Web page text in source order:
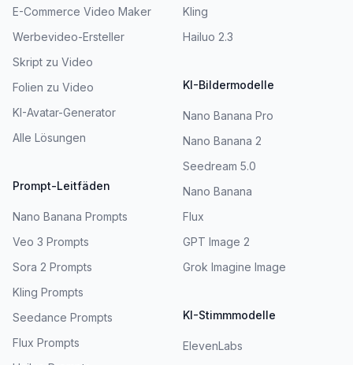
E-Commerce Video Maker
Werbevideo-Ersteller
Skript zu Video
Folien zu Video
KI-Avatar-Generator
Alle Lösungen
Prompt-Leitfäden
Nano Banana Prompts
Veo 3 Prompts
Sora 2 Prompts
Kling Prompts
Seedance Prompts
Flux Prompts
Kling
Hailuo 2.3
KI-Bildermodelle
Nano Banana Pro
Nano Banana 2
Seedream 5.0
Nano Banana
Flux
GPT Image 2
Grok Imagine Image
KI-Stimmmodelle
ElevenLabs